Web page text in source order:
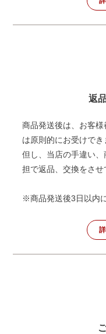
返
商品発送後は、お客
は原則的にお受けでき
但し、当店の手違い
担で返品、交換をさせ
※商品発送後3日以内